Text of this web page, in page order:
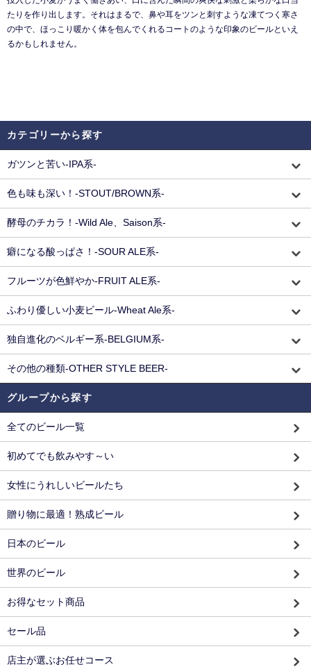
たりを作り出します。それはまるで、鼻や耳をツンと刺すような凍てつく寒さ
の中で、ほっこり暖かく体を包んでくれるコートのような印象のビールといえ
るかもしれません。
カテゴリーから探す
ガツンと苦い-IPA系-
色も味も深い！-STOUT/BROWN系-
酵母のチカラ！-Wild Ale、Saison系-
癖になる酸っぱさ！-SOUR ALE系-
フルーツが色鮮やか-FRUIT ALE系-
ふわり優しい小麦ビール-Wheat Ale系-
独自進化のベルギー系-BELGIUM系-
その他の種類-OTHER STYLE BEER-
グループから探す
全てのビール一覧
初めてでも飲みやす～い
女性にうれしいビールたち
贈り物に最適！熟成ビール
日本のビール
世界のビール
お得なセット商品
セール品
店主が選ぶお任せコース